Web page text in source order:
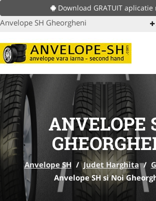
Download GRATUIT aplicatie
Anvelope SH Gheorgheni
ANVELOPE
Anvelope SH / Judet Harghita /
Anvelope SH si Noi